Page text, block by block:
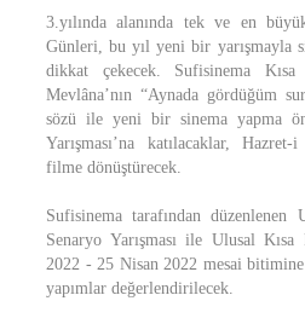
3.yılında alanında tek ve en
Günleri, bu yıl yeni bir yarışmayla
dikkat çekecek. Sufisinema Kısa
Mevlâna’nın “Aynada gördüğüm
sözü ile yeni bir sinema yapma
Yarışması’na katılacaklar,
filme dönüştürecek.
Sufisinema tarafından
Senaryo Yarışması ile Ulusal
2022 - 25 Nisan 2022 mesai
yapımlar değerlendirilecek.